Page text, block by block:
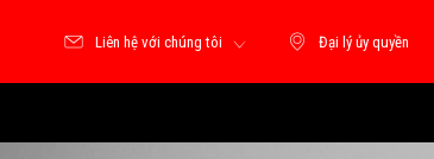
Đại lý ủy quyền
Đại lý ủy quyền
Liên hệ với chúng tôi